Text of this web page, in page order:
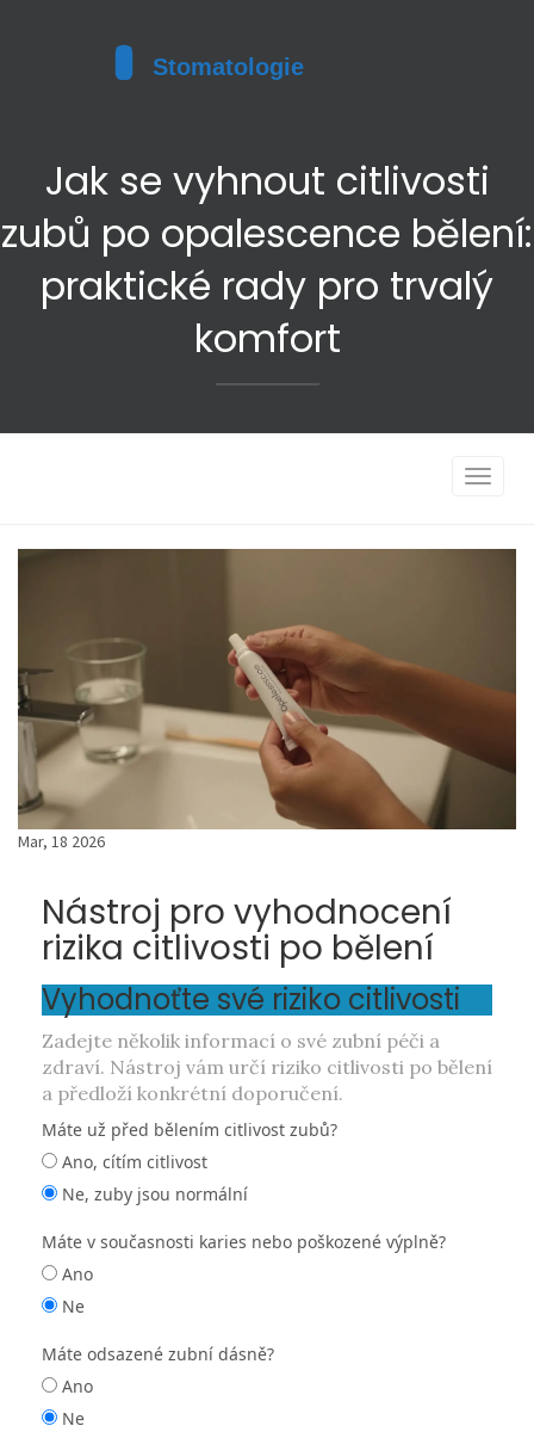
Jak se vyhnout citlivosti
zubů po opalescence bělení:
praktické rady pro trvalý
komfort
Toggle
Mar, 18 2026
Nástroj pro vyhodnocení
rizika citlivosti po bělení
Vyhodnoťte své riziko citlivosti
Zadejte několik informací o své zubní péči a
zdraví. Nástroj vám určí riziko citlivosti po bělení
a předloží konkrétní doporučení.
Máte už před bělením citlivost zubů?
Ano, cítím citlivost
Ne, zuby jsou normální
Máte v současnosti karies nebo poškozené výplně?
Ano
Ne
Máte odsazené zubní dásně?
Ano
Ne